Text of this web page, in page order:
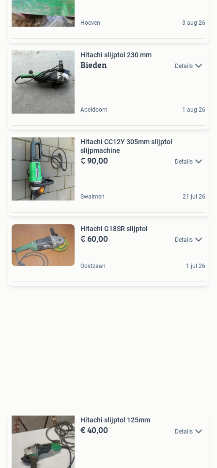
Hoeven 3 aug 26
Hitachi slijptol 230 mm
Bieden Details
Apeldoorn 1 aug 26
Hitachi CC12Y 305mm slijptol
slijpmachine
€ 90,00 Details
Swalmen 21 jul 26
Hitachi G18SR slijptol
€ 60,00 Details
Oostzaan 1 jul 26
Hitachi slijptol 125mm
€ 40,00 Details